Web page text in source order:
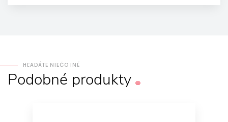
HĽADÁTE NIEČO INÉ
Podobné produkty